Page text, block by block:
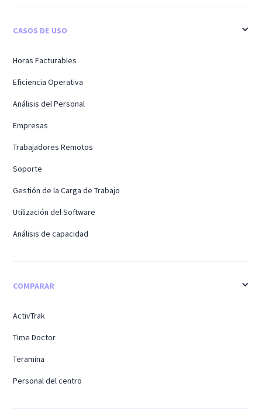
CASOS DE USO
Horas Facturables
Eficiencia Operativa
Análisis del Personal
Empresas
Trabajadores Remotos
Soporte
Gestión de la Carga de Trabajo
Utilización del Software
Análisis de capacidad
COMPARAR
ActivTrak
Time Doctor
Teramina
Personal del centro